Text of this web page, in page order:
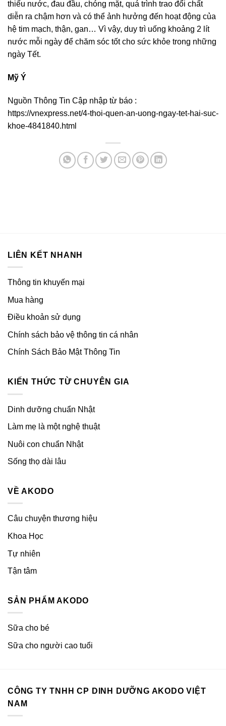
thiếu nước, đau đầu, chóng mặt, quá trình trao đổi chất
diễn ra chậm hơn và có thể ảnh hưởng đến hoạt động của
hệ tim mạch, thận, gan… Vì vậy, duy trì uống khoảng 2 lít
nước mỗi ngày để chăm sóc tốt cho sức khỏe trong những
ngày Tết.
Mỹ Ý
Nguồn Thông Tin Cập nhập từ báo :
https://vnexpress.net/4-thoi-quen-an-uong-ngay-tet-hai-suc-
khoe-4841840.html
LIÊN KẾT NHANH
Thông tin khuyến mại
Mua hàng
Điều khoản sử dụng
Chính sách bảo vệ thông tin cá nhân
Chính Sách Bảo Mật Thông Tin
KIẾN THỨC TỪ CHUYÊN GIA
Dinh dưỡng chuẩn Nhật
Làm mẹ là một nghệ thuật
Nuôi con chuẩn Nhật
Sống thọ dài lâu
VỀ AKODO
Câu chuyện thương hiệu
Khoa Học
Tự nhiên
Tận tâm
SẢN PHẨM AKODO
Sữa cho bé
Sữa cho người cao tuổi
CÔNG TY TNHH CP DINH DƯỠNG AKODO VIỆT
NAM